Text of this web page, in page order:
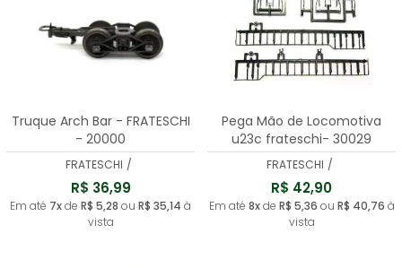
Truque Arch Bar - FRATESCHI
- 20000
FRATESCHI /
R$ 36,99
Em até 7xde R$ 5,28 ou R$ 35,14 à
vista
Pega Mão de Locomotiva
u23c frateschi- 30029
FRATESCHI /
R$ 42,90
Em até 8xde R$ 5,36 ou R$ 40,76 à
vista